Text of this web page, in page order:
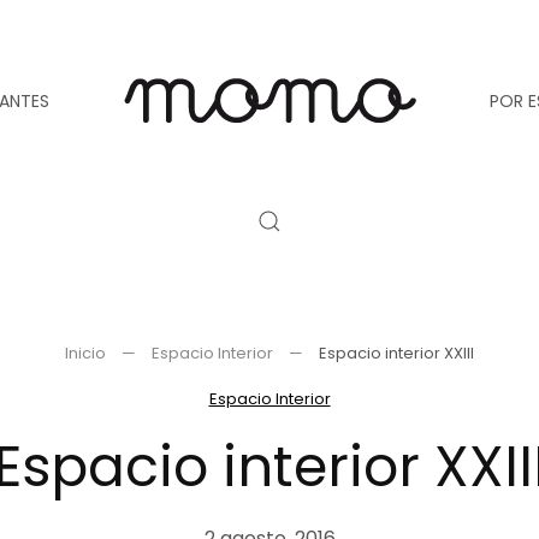
POR
Inicio Espacio Interior
Espacio interior XXIII
Espacio Interior
interior